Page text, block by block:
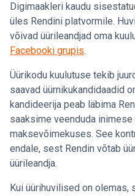
Digimaakleri kaudu
üles Rendini platvormile.
võivad üürileandjad oma
Facebooki grupis.
Üürikodu kuulutuse tekib
saavad üürnikukandidaadid
kandideerija peab läbima
saaksime veenduda
maksevõimekuses. See
endale, sest Rendin võtab
üürileandja.
Kui üürihuvilised on olemas,